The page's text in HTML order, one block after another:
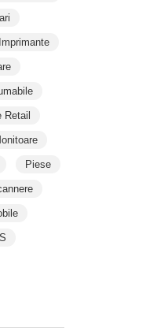
Imprimante
Retail
Piese